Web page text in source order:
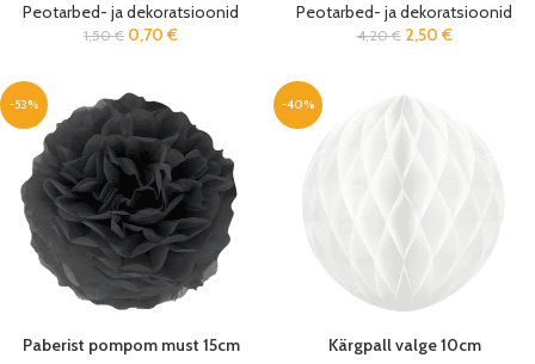
Peotarbed- ja dekoratsioonid
1,50€ 0,70 €
Peotarbed- ja dekoratsioonid
4,20€ 2,50 €
-53%
Paberist pompom must 15cm
-40%
Kärgpall valge 10cm